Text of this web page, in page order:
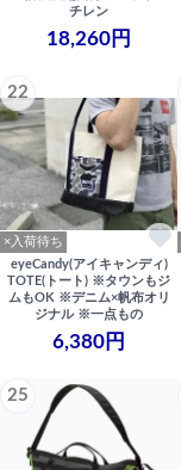
チレン
18,260円
22
×入荷待ち
eyeCandy(アイキャンディ)
TOTE(トート) ※タウンもジ
ムもOK ※デニム×帆布オリ
ジナル ※一点もの
6,380円
25